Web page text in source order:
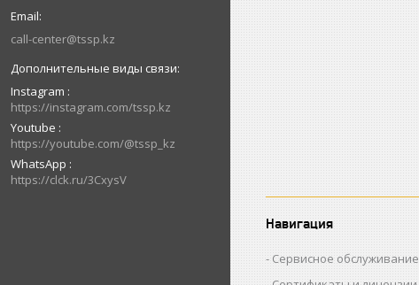
call-center@tssp.kz
Instagram
https://instagram.com/tssp.kz
Youtube
https://youtube.com/@tssp_kz
WhatsApp
https://clck.ru/3CxysV
Навигация
Сервисное обслуживание